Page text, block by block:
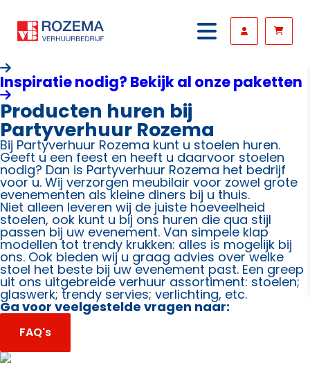
Inspiratie nodig? Bekijk al onze paketten
Producten huren bij
Partyverhuur Rozema
Bij Partyverhuur Rozema kunt u stoelen huren.
Geeft u een feest en heeft u daarvoor stoelen
nodig? Dan is Partyverhuur Rozema het bedrijf
voor u. Wij verzorgen meubilair voor zowel grote
evenementen als kleine diners bij u thuis.
Niet alleen leveren wij de juiste hoeveelheid
stoelen, ook kunt u bij ons huren die qua stijl
passen bij uw evenement. Van simpele klap
modellen tot trendy krukken: alles is mogelijk bij
ons. Ook bieden wij u graag advies over welke
stoel het beste bij uw evenement past. Een greep
uit ons uitgebreide verhuur assortiment: stoelen;
glaswerk; trendy servies; verlichting, etc.
Ga voor veelgestelde vragen naar:
FAQ's